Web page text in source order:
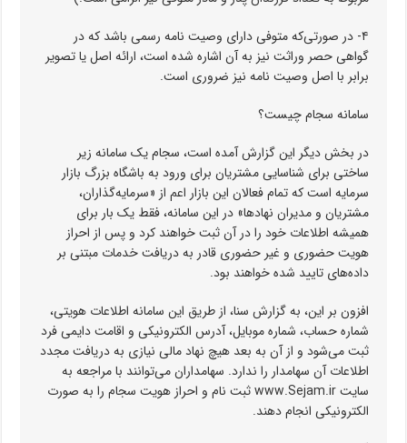
۴- در صورتی‌که متوفی دارای وصیت نامه رسمی باشد که در
گواهی حصر وراثت نیز به آن اشاره شده است، ارائه اصل یا تصویر
برابر با اصل وصیت نامه نیز ضروری است.
سامانه سجام چیست؟
در بخش دیگر این گزارش آمده است، سجام یک سامانه زیر
ساختی برای شناسایی مشتریان برای ورود به باشگاه بزرگ بازار
سرمایه است که تمام فعالان این بازار اعم از «سرمایه‌گذاران،
مشتریان و مدیران نهادها» در این سامانه، فقط یک بار برای
همیشه اطلاعات خود را در آن ثبت خواهند کرد و پس از احراز
هویت حضوری و غیر حضوری قادر به دریافت خدمات مبتنی بر
داده‌های تایید شده خواهند بود.
افزون بر این، به گزارش سنا، از طریق این سامانه اطلاعات هویتی،
شماره حساب، شماره موبایل، آدرس الکترونیکی و اقامت دایمی فرد
ثبت می‌شود و از آن به بعد هیچ نهاد مالی نیازی به دریافت مجدد
اطلاعات آن سهامدار را ندارد. سهامداران می‌توانند با مراجعه به
سایت www.Sejam.ir ثبت نام و احراز هویت سجام را به صورت
الکترونیکی انجام دهند.